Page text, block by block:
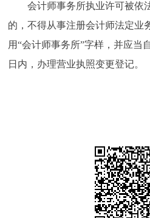
会计师事务所执业许可被依
的，不得从事注册会计师法定业
用“会计师事务所”字样，并应当
日内，办理营业执照变更登记。